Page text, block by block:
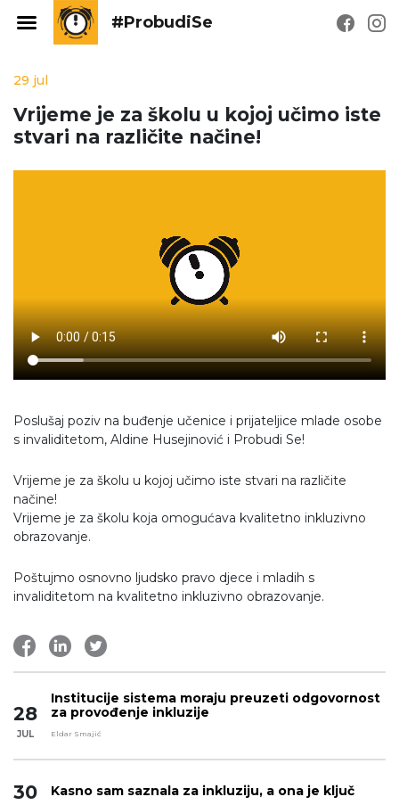
#ProbudiSe
29 jul
Vrijeme je za školu u kojoj učimo iste
stvari na različite načine!
Poslušaj poziv na buđenje učenice i prijateljice mlade osobe
s invaliditetom, Aldine Husejinović i Probudi Se!
Vrijeme je za školu u kojoj učimo iste stvari na različite
načine!
Vrijeme je za školu koja omogućava kvalitetno inkluzivno
obrazovanje.
Poštujmo osnovno ljudsko pravo djece i mladih s
invaliditetom na kvalitetno inkluzivno obrazovanje.
28
JUL
Institucije sistema moraju preuzeti odgovornost
za provođenje inkluzije
Eldar Smajić
30 Kasno sam saznala za inkluziju, a ona je ključ